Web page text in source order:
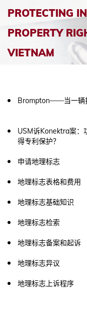
PROTECTING
PROPERTY
VIETNAM
Brompton——当一辆
USM诉Konektra案：
得专利保护？
申请地理标志
地理标志表格和费用
地理标志基础知识
地理标志检索
地理标志备案和起诉
地理标志异议
地理标志上诉程序